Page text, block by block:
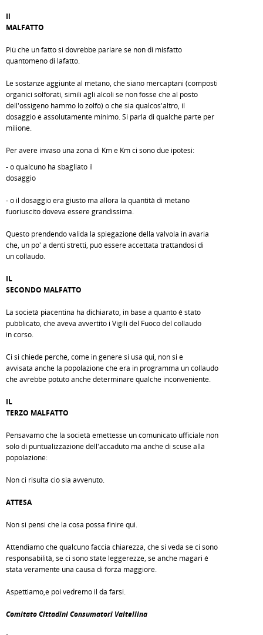
Il
MALFATTO
Più che un fatto si dovrebbe parlare se non di misfatto
quantomeno di lafatto.
Le sostanze aggiunte al metano, che siano mercaptani (composti
organici solforati, simili agli alcoli se non fosse che al posto
dell'ossigeno hammo lo zolfo) o che sia qualcos'altro, il
dosaggio é assolutamente minimo. Si parla di qualche parte per
milione.
Per avere invaso una zona di Km e Km ci sono due ipotesi:
- o qualcuno ha sbagliato il
dosaggio
- o il dosaggio era giusto ma allora la quantità di metano
fuoriuscito doveva essere grandissima.
Questo prendendo valida la spiegazione della valvola in avaria
che, un po' a denti stretti, può essere accettata trattandosi di
un collaudo.
IL
SECONDO MALFATTO
La società piacentina ha dichiarato, in base a quanto é stato
pubblicato, che aveva avvertito i Vigili del Fuoco del collaudo
in corso.
Ci si chiede perché, come in genere si usa qui, non si é
avvisata anche la popolazione che era in programma un collaudo
che avrebbe potuto anche determinare qualche inconveniente.
IL
TERZO MALFATTO
Pensavamo che la società emettesse un comunicato ufficiale non
solo di puntualizzazione dell'accaduto ma anche di scuse alla
popolazione:
Non ci risulta ciò sia avvenuto.
ATTESA
Non si pensi che la cosa possa finire qui.
Attendiamo che qualcuno faccia chiarezza, che si veda se ci sono
responsabilità, se ci sono state leggerezze, se anche magari é
stata veramente una causa di forza maggiore.
Aspettiamo,e poi vedremo il da farsi.
Comitato Cittadini Consumatori Valtellina